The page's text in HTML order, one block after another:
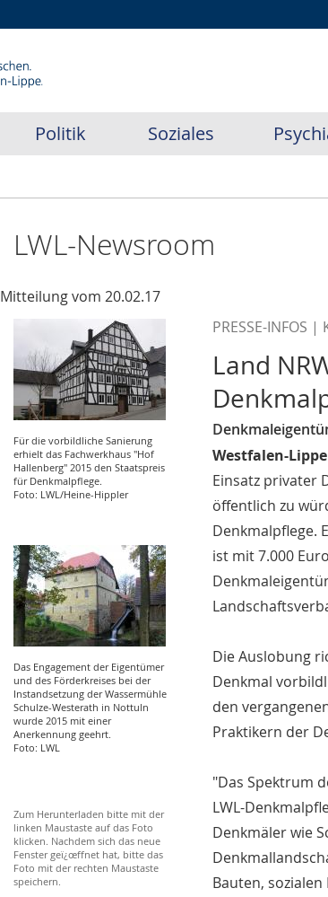
Politik Soziales
LWL-Newsroom
Mitteilung vom 20.02.17
Für die vorbildliche Sanierung
erhielt das Fachwerkhaus "Hof
Hallenberg" 2015 den Staatspreis
für Denkmalpflege.
Foto: LWL/Heine-Hippler
Das Engagement der Eigentümer
und des Förderkreises bei der
Instandsetzung der Wassermühle
Schulze-Westerath in Nottuln
wurde 2015 mit einer
Anerkennung geehrt.
Foto: LWL
Zum Herunterladen bitte mit der
linken Maustaste auf das Foto
klicken. Nachdem sich das neue
Fenster geï¿œffnet hat, bitte das
Foto mit der rechten Maustaste
speichern.
PRESSE-INFOS |
Land
Westfalen-
Einsatz privater
öffentlich zu
Denkmalpflege.
ist mit 7.000
Die Auslobung
Denkmal
den
Praktikern der
"Das Spektrum
LWL-
Denkmäler wie
Bauten,